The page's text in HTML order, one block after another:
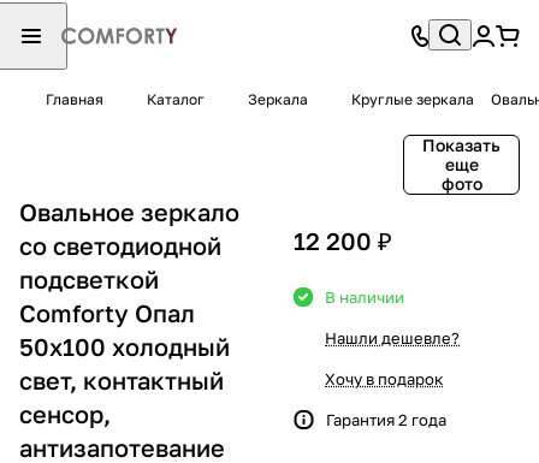
Главная Каталог Зеркала Круглые зеркала
Показать
еще
фото
Овальное зеркало
со светодиодной
подсветкой
Comforty Опал
50x100 холодный
свет, контактный
сенсор,
антизапотевание
12 200 ₽
В наличии
Нашли дешевле?
Хочу в подарок
Гарантия 2 года